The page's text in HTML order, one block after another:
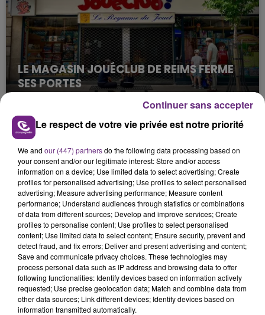
LE MAGASIN JOUÉCLUB DE REIMS FERME
SES PORTES
rémois. Le magasin JouéClub est contraint de
fermer ses portes.
TITRES DIFFUSÉS
21h50
21h50
PORTUGAL THE MAN
Feel It Still
21h47
21h47
JUNGELI & EMMA
Juste Un Peu
Le respect de votre vie privée est notre priorité
We and our (447) partnersdo the following data processing based on
your consent and/or our legitimate interest: Store and/or access
information on a device; Use limited data to select advertising; Create
profiles for personalised advertising; Use profiles to select personalised
advertising; Measure advertising performance; Measure content
performance; Understand audiences through statistics or combinations
of data from different sources; Develop and improve services; Create
profiles to personalise content; Use profiles to select personalised
content; Use limited data to select content; Ensure security, prevent and
detect fraud, and fix errors; Deliver and present advertising and content;
Save and communicate privacy choices. These technologies may
process personal data such as IP address and browsing data to offer
following functionalities: Identify devices based on information actively
requested; Use precise geolocation data; Match and combine data from
other data sources; Link different devices; Identify devices based on
information transmitted automatically.
Continuer sans accepter